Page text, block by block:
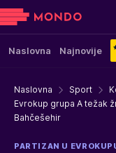
Naslovna Najnovije
Naslovna Sport
Evrokup grupa A težak
Bahčešehir
PARTIZAN U